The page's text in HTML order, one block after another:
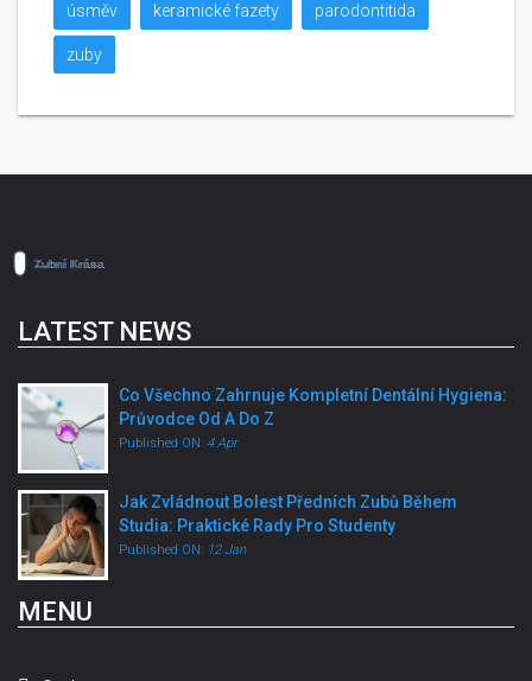
úsměv keramické fazety parodontitida
zuby
LATEST NEWS
Co Všechno Zahrnuje Kompletní Dentální Hygiena:
Průvodce Od A Do Z
Published ON: 4 Apr
Jak Zvládnout Bolest Předních Zubů Během
Studia: Praktické Rady Pro Studenty
Published ON: 12 Jan
MENU